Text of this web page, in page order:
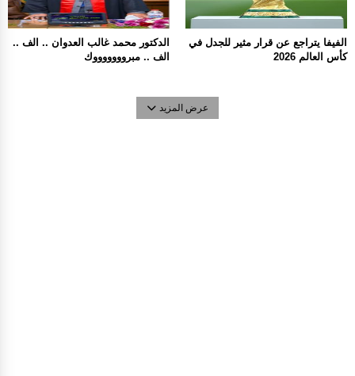
الدكتور محمد غالب العدوان .. الف ..
الف .. مبروووووووك
الفيفا يتراجع عن قرار مثير للجدل في
كأس العالم 2026
عرض المزيد